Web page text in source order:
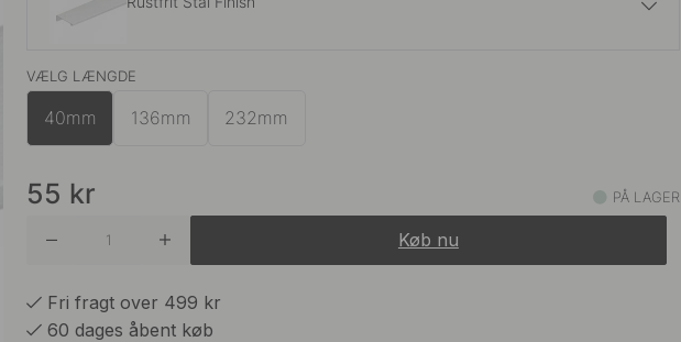
På lager
33 kr 55 kr
VÆLG LÆNGDE
40mm 136mm 232mm
55 kr PÅ LAGER
Køb nu
Fri fragt over 499 kr
60 dages åbent køb